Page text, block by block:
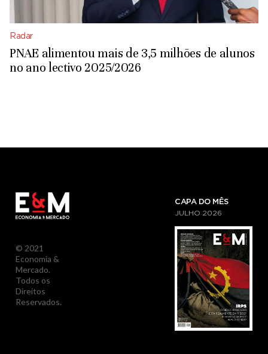
Radar
PNAE alimentou mais de 3,5 milhões de alunos
no ano lectivo 2025/2026
© 2021
Economia &
Mercado.
Todos os
Direitos
Reservados.
CAPA DO MÊS
JULHO 2026